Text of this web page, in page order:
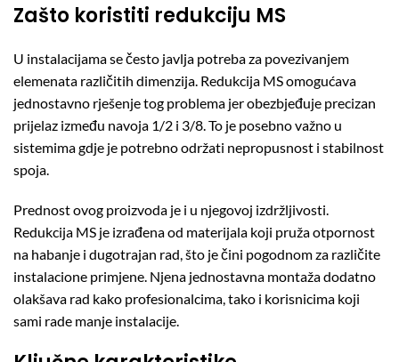
Zašto koristiti redukciju MS
U instalacijama se često javlja potreba za povezivanjem
elemenata različitih dimenzija. Redukcija MS omogućava
jednostavno rješenje tog problema jer obezbjeđuje precizan
prijelaz između navoja 1/2 i 3/8. To je posebno važno u
sistemima gdje je potrebno održati nepropusnost i stabilnost
spoja.
Prednost ovog proizvoda je i u njegovoj izdržljivosti.
Redukcija MS je izrađena od materijala koji pruža otpornost
na habanje i dugotrajan rad, što je čini pogodnom za različite
instalacione primjene. Njena jednostavna montaža dodatno
olakšava rad kako profesionalcima, tako i korisnicima koji
sami rade manje instalacije.